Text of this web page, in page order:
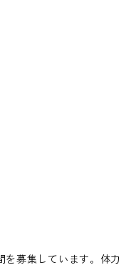
募集しています。体力